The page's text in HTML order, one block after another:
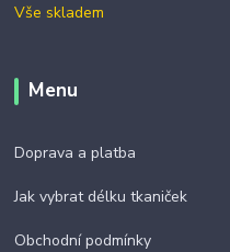
Vše skladem
Menu
Doprava a platba
Jak vybrat délku tkaniček
Obchodní podmínky